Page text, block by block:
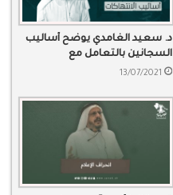
د. سعيد الغامدي يوضح أساليب
السجانين بالتعامل مع
المعتقلين
13/07/2021